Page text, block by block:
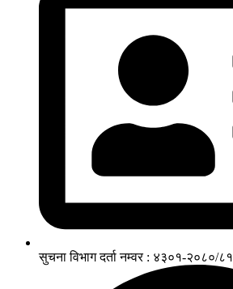
सुचना विभाग दर्ता नम्वर : ४३०१-२०८०/८१